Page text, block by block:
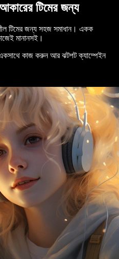
টিমের জন্য
টিমের জন্য সহজ সমাধান। একক
মানানসই।
কাজ করুন আর ঝটপট ক্যাম্পেইন